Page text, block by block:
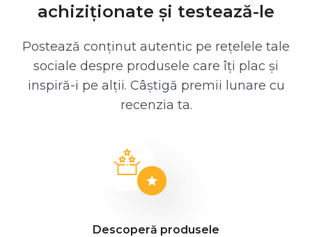
achiziționate și testează-le
Postează conținut autentic pe rețelele tale
sociale despre produsele care îți plac și
inspiră-i pe alții. Câștigă premii lunare cu
recenzia ta.
Descoperă produsele